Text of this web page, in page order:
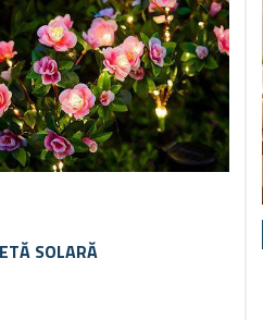
SOLARĂ